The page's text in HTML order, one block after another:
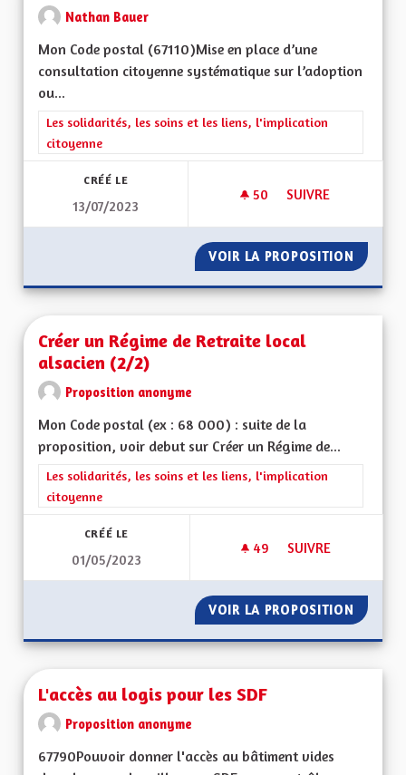
Nathan Bauer
Mon Code postal (67110)Mise en place d’une
consultation citoyenne systématique sur l’adoption
ou...
Filtrer les résultats de la catégorie : Les solidarités, les soins
Les solidarités, les soins et les liens, l'implication
citoyenne
CRÉÉ LE
13/07/2023
50 50 ABONNÉS
SUIVRE
VOIR LA PROPOSITION
Créer un Régime de Retraite local
alsacien (2/2)
Proposition anonyme
Mon Code postal (ex : 68 000) : suite de la
proposition, voir debut sur Créer un Régime de...
Filtrer les résultats de la catégorie : Les solidarités, les soins
Les solidarités, les soins et les liens, l'implication
citoyenne
CRÉÉ LE
01/05/2023
49 49 ABONNÉS
SUIVRE
VOIR LA PROPOSITION
L'accès au logis pour les SDF
Proposition anonyme
67790Pouvoir donner l'accès au bâtiment vides